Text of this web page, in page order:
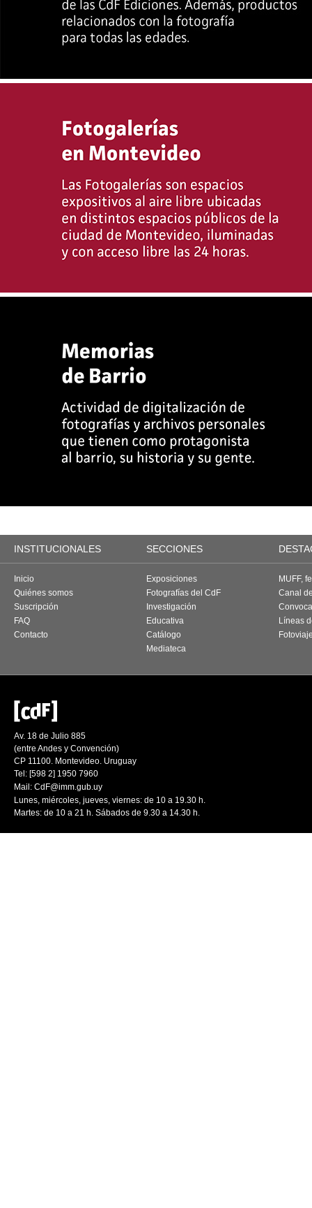
INSTITUCIONALES SECCIONES
Inicio
Quiénes somos
Suscripción
FAQ
Contacto
Exposiciones
Fotografías del CdF
Investigación
Educativa
Catálogo
Mediateca
MUFF,
Canal
Líneas
Av. 18 de Julio 885
(entre Andes y Convención)
CP 11100. Montevideo. Uruguay
Tel: [598 2] 1950 7960
Mail: CdF@imm.gub.uy
Lunes, miércoles, jueves, viernes: de 10 a 19.30 h.
Martes: de 10 a 21 h. Sábados de 9.30 a 14.30 h.